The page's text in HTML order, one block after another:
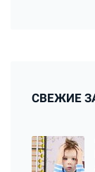
СВЕЖИЕ